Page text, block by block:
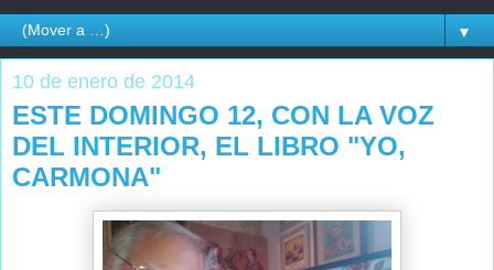
▼
10 de enero de 2014
ESTE DOMINGO 12, CON LA VOZ
DEL INTERIOR, EL LIBRO "YO,
CARMONA"